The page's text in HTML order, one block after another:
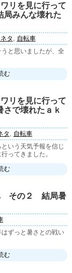
リを見に行って
みんな壊れた
タ
自転車
と思いましたが、全
む
リを見に行って
で壊れたａｋ
タ
自転車
いう天気予報を信じ
ってきました。
む
その２ 結局暑
ずっと暑さとの戦い
む